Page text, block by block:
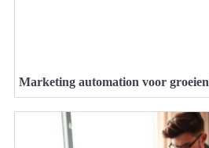
Marketing automation voor